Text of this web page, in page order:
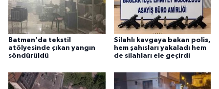
Batman'da tekstil
atölyesinde çıkan yangın
söndürüldü
Silahlı kavgaya bakan polis,
hem şahısları yakaladı hem
de silahları ele geçirdi